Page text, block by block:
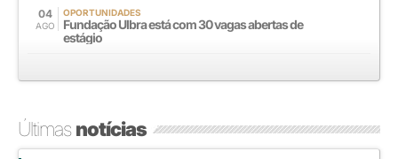
04
AGO
OPORTUNIDADES
Fundação Ulbra está com 30 vagas abertas de
estágio
Últimasnotícias